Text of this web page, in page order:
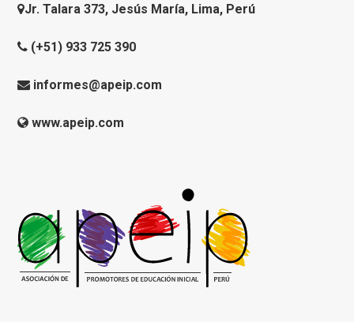
Jr. Talara 373, Jesús María, Lima, Perú
(+51) 933 725 390
informes@apeip.com
www.apeip.com